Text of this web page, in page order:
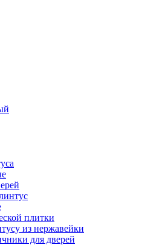
плитки
из нержавейки
для дверей